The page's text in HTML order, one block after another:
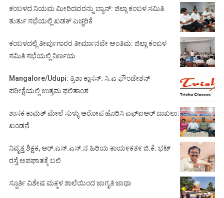
ಕಂಬಳದ ನಿಯಮ ಮೀರಿದವರನ್ನು ಬ್ಯಾನ್: ಜಿಲ್ಲಾ ಕಂಬಳ ಸಮಿತಿ
ತುರ್ತು ಸಭೆಯಲ್ಲಿ ಖಡಕ್ ಎಚ್ಚರಿಕೆ
ಕಂಬಳದಲ್ಲಿ ತೀರ್ಪುಗಾರರ ತೀರ್ಮಾನವೇ ಅಂತಿಮ: ಜಿಲ್ಲಾ ಕಂಬಳ
ಸಮಿತಿ ಸಭೆಯಲ್ಲಿ ನಿರ್ಣಯ
Mangalore/Udupi: ತ್ರಿಶಾ ಕ್ಲಾಸಸ್: ಸಿ.ಎ ಫೌಂಡೇಶನ್
ಪರೀಕ್ಷೆಯಲ್ಲಿ ಉತ್ತಮ ಫಲಿತಾಂಶ
ಶಾಸಕ ಕಾಮತ್ ಮೇಲೆ ಸುಳ್ಳು ಆರೋಪ ಹೊರಿಸಿ ಎಫ್‌ಐಆರ್ ದಾಖಲು:
ಖಂಡನೆ
ನಿವೃತ್ತ ಶಿಕ್ಷಕ, ಆರ್.ಎಸ್.ಎಸ್.ನ ಹಿರಿಯ ಕಾಯ೯ಕತ೯ ಜಿ.ಕೆ. ಭಟ್
ರಸ್ತೆ ಅಪಘಾತಕ್ಕೆ ಬಲಿ
ಸ್ಪೂರ್ತಿ ವಿಶೇಷ ಮಕ್ಕಳ ಶಾಲೆಯಿಂದ ಜಾಗೃತಿ ಜಾಥಾ